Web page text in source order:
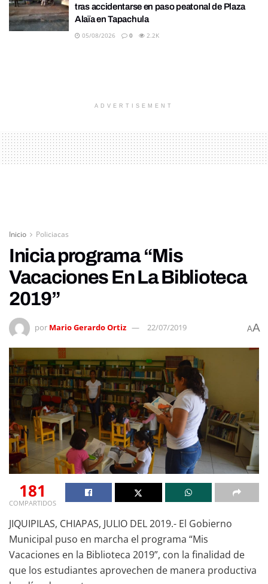
tras accidentarse en paso peatonal de Plaza
Alaïa en Tapachula
05/08/2026 0 2.2K
ADVERTISEMENT
Inicio Policiacas
Inicia programa “Mis
Vacaciones En La Biblioteca
2019”
por Mario Gerardo Ortiz 22/07/2019 AA
181
COMPARTIDOS
JIQUIPILAS, CHIAPAS, JULIO DEL 2019.- El Gobierno
Municipal puso en marcha el programa “Mis
Vacaciones en la Biblioteca 2019”, con la finalidad de
que los estudiantes aprovechen de manera productiva